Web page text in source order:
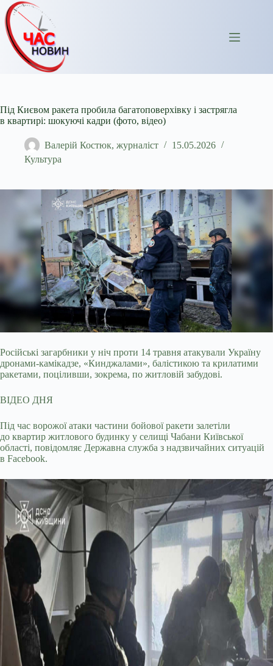
Перейти
до
вмісту
Під Києвом ракета пробила багатоповерхівку і застрягла
в квартирі: шокуючі кадри (фото, відео)
Валерій Костюк, журналіст
15.05.2026
Культура
Російські загарбники у ніч проти 14 травня атакували Україну
дронами-камікадзе, «Кинджалами», балістикою та крилатими
ракетами, поціливши, зокрема, по житловій забудові.
ВІДЕО ДНЯ
Під час ворожої атаки частини бойової ракети залетіли
до квартир житлового будинку у селищі Чабани Київської
області, повідомляє Державна служба з надзвичайних ситуацій
в Facebook.